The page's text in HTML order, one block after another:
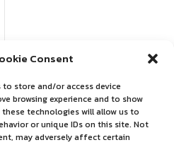
Consent
to store and/or access device
browsing experience and to show
technologies will allow us to
or unique IDs on this site. Not
may adversely affect certain